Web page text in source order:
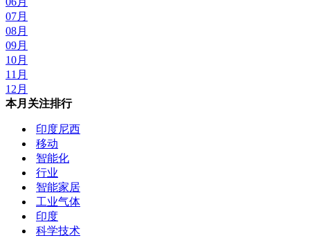
07月
08月
09月
10月
11月
12月
本月关注排行
印度尼西
移动
智能化
行业
智能家居
工业气体
印度
科学技术